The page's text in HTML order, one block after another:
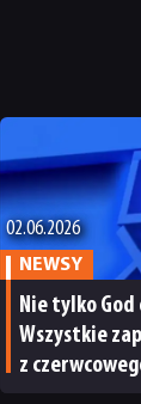
02.06.2026
NEWSY
Nie tylko
Wszystkie
z